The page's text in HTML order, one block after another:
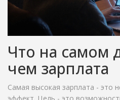
Что на самом
чем зарплата
Самая высокая зарплата - это